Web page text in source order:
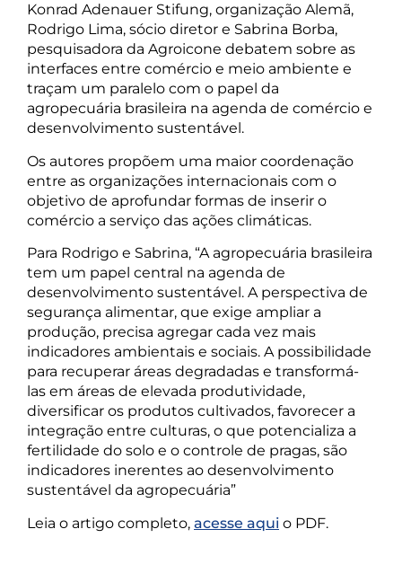
Konrad Adenauer Stifung, organização Alemã,
Rodrigo Lima, sócio diretor e Sabrina Borba,
pesquisadora da Agroicone debatem sobre as
interfaces entre comércio e meio ambiente e
traçam um paralelo com o papel da
agropecuária brasileira na agenda de comércio e
desenvolvimento sustentável.
Os autores propõem uma maior coordenação
entre as organizações internacionais com o
objetivo de aprofundar formas de inserir o
comércio a serviço das ações climáticas.
Para Rodrigo e Sabrina, “A agropecuária brasileira
tem um papel central na agenda de
desenvolvimento sustentável. A perspectiva de
segurança alimentar, que exige ampliar a
produção, precisa agregar cada vez mais
indicadores ambientais e sociais. A possibilidade
para recuperar áreas degradadas e transformá-
las em áreas de elevada produtividade,
diversificar os produtos cultivados, favorecer a
integração entre culturas, o que potencializa a
fertilidade do solo e o controle de pragas, são
indicadores inerentes ao desenvolvimento
sustentável da agropecuária”
Leia o artigo completo, acesse aqui o PDF.